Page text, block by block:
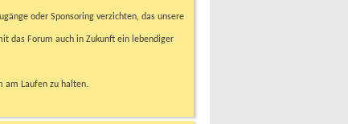
oder Sponsoring verzichten, das unsere
das Forum auch in Zukunft ein lebendiger
am Laufen zu halten.